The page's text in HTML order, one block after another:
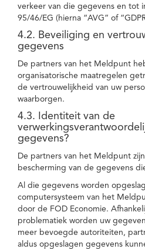
verkeer van die gegevens en tot
95/46/EG (hierna “AVG” of
4.2. Beveiliging en
gegevens
De partners van het Meldpunt
organisatorische maatregelen
de vertrouwelijkheid van uw
waarborgen.
4.3. Identiteit van de
gegevens?
De partners van het Meldpunt
bescherming van de gegevens
Al die gegevens worden
computersysteem van het
door de FOD Economie.
problematiek worden uw
meer bevoegde autoriteiten,
aldus opgeslagen gegevens